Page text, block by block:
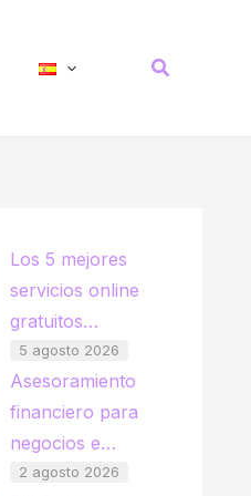
Buscar
Los 5 mejores
servicios online
gratuitos…
5 agosto 2026
Asesoramiento
financiero para
negocios e…
2 agosto 2026